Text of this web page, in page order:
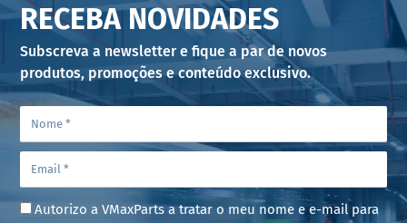
RECEBA NOVIDADES
Subscreva a newsletter e fique a par de novos
produtos, promoções e conteúdo exclusivo.
Autorizo a VMaxParts a tratar o meu nome e e-mail para